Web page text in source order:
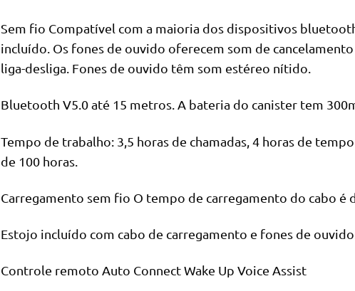
Sem fio Compatível com a maioria dos dispositivos
incluído. Os fones de ouvido oferecem som de
liga-desliga. Fones de ouvido têm som estéreo nítido.
Bluetooth V5.0 até 15 metros. A bateria do canister tem
Tempo de trabalho: 3,5 horas de chamadas, 4 horas de
de 100 horas.
Carregamento sem fio O tempo de carregamento do cabo é
Estojo incluído com cabo de carregamento e fones de ouvido.
Controle remoto Auto Connect Wake Up Voice Assist